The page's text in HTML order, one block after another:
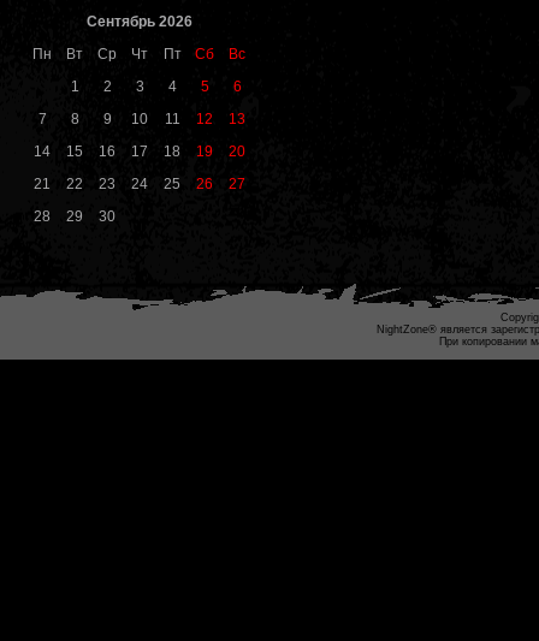
Сентябрь 2026
Пн
Вт Ср Чт Пт Сб
Вс
1
2 3 4 5
6
7
8 9 10 11 12
13
14
15 16 17 18 19
20
21
22 23 24 25 26
27
28
29 30
NightZone® является
При копировании